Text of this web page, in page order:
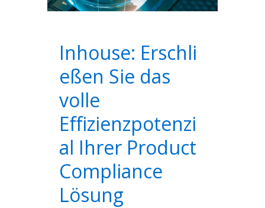
Inhouse: Erschli
eßen Sie das
volle
Effizienzpotenzi
al Ihrer Product
Compliance
Lösung